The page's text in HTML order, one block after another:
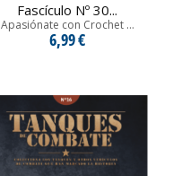
Fascículo Nº 30...
Apasiónate con Crochet ...
6,99 €